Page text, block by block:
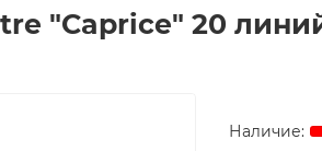
"Caprice" 20